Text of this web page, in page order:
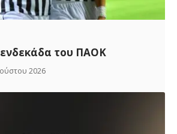
ενδεκάδα του ΠΑΟΚ
2026